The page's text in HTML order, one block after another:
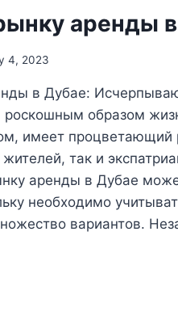
аренды
4, 2023
в Дубае:
роскошным образом
имеет
так и
аренды в Дубае
необходимо
вариантов.